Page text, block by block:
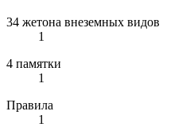
34 жетона внеземных видов
1
4 памятки
1
Правила
1